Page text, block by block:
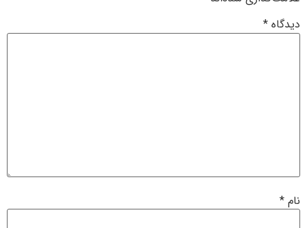
دیدگاه *
نام *